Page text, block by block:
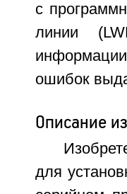
с
линии
ошибок
Описание
для